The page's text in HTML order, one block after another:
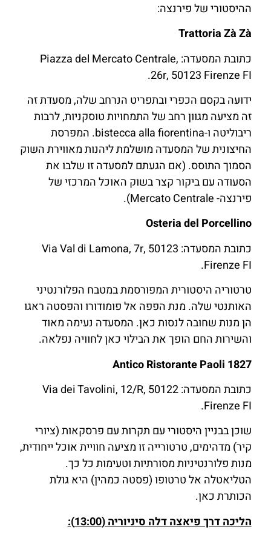
ההיסטורי של פירנצה:
Trattoria Zà Zà
כתובת המסעדה: Piazza del Mercato Centrale,
26r, 50123 Firenze FI.
ידועה בקסם הכפרי ובתפריט הנרחב שלה, מסעדת זה
זה מציעה מגוון רחב של התמחויות טוסקניות, לרבות
ריבוליטה ו-bistecca alla fiorentina. המפרסת
החיצונית של המסעדה מושלמת ליהנות מאווירת השוק
הסמוך התוסס. (אם הגעתם למסעדה זו שלבו את
הסעודה עם ביקור קצר בשוק האוכל המרכזי של
פירנצה- Mercato Centrale).
Osteria del Porcellino
כתובת המסעדה: Via Val di Lamona, 7r, 50123
Firenze FI.
טרטוריה היסטורית המפורסמת במטבח הפלורנטיני
האותנטי שלה. מנת הפפה אל פומודורו והפסטה ראגו
הן מנות שחובה לנסות כאן. המסעדה נעימה מאוד
והשירות החם הופך את הבילוי כאן לחוויה נפלאה.
Antico Ristorante Paoli 1827
כתובת המסעדה: Via dei Tavolini, 12/R, 50122
Firenze FI.
שוכן בבניין היסטורי עם תקרות עם פרסקאות (ציורי
קיר) מדהימים, טרטורייה זו מציעה חוויית אוכל ייחודית,
מנות פלורנטיניות מסורתיות וטעימות כל כך.
הטליאטלה אל טרטופו (פסטה כמהין) היא גולת
הכותרת כאן.
הליכה דרך פיאצה דלה סיניוריה (13:00):